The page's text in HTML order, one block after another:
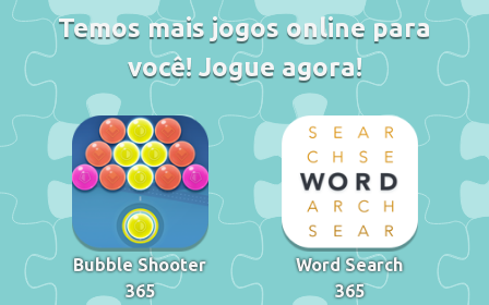
Temos mais jogos online para
você! Jogue agora!
Bubble Shooter
365
Word Search
365